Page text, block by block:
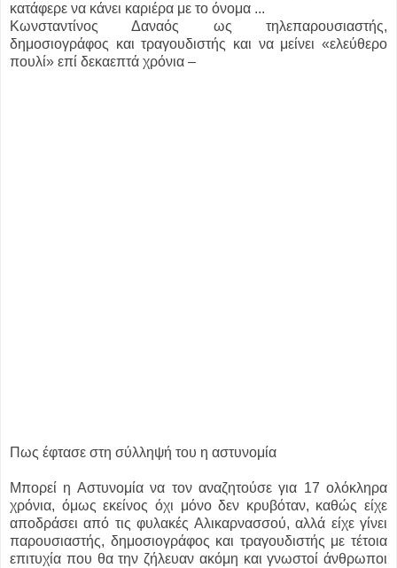
κατάφερε να κάνει καριέρα με το όνομα ...
Κωνσταντίνος Δαναός ως τηλεπαρουσιαστής,
δημοσιογράφος και τραγουδιστής και να μείνει «ελεύθερο
πουλί» επί δεκαεπτά χρόνια –
Πως έφτασε στη σύλληψή του η αστυνομία
Μπορεί η Αστυνομία να τον αναζητούσε για 17 ολόκληρα
χρόνια, όμως εκείνος όχι μόνο δεν κρυβόταν, καθώς είχε
αποδράσει από τις φυλακές Αλικαρνασσού, αλλά είχε γίνει
παρουσιαστής, δημοσιογράφος και τραγουδιστής με τέτοια
επιτυχία που θα την ζήλευαν ακόμη και γνωστοί άνθρωποι